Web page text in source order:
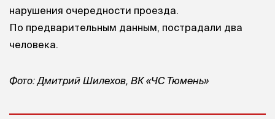
нарушения очередности проезда.
По предварительным данным, пострадали два
человека.
Фото: Дмитрий Шилехов, ВК «ЧС Тюмень»